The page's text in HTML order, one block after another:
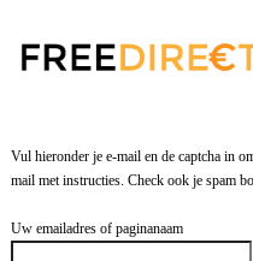
Vul hieronder je e-mail en de captcha in
mail met instructies. Check ook je spam
Uw emailadres of paginanaam